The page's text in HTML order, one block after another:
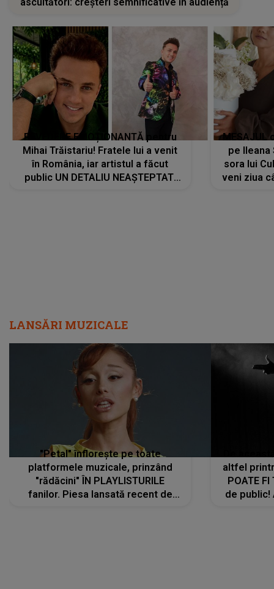
REVEDERE EMOȚIONANTĂ pentru
Mihai Trăistariu! Fratele lui a venit
în România, iar artistul a făcut
public UN DETALIU NEAȘTEPTAT:
"Nu știu ce să-i zic. Voi ce spuneți
? Să se..."
pe
sora lui
veni ziua
"Petal" înflorește pe toate
platformele muzicale, prinzând
"rădăcini" ÎN PLAYLISTURILE
fanilor. Piesa lansată recent de
Ariana Grande îi face pe
ascultători SĂ O ASCULTE PE
REPEAT
De
altfel
POATE